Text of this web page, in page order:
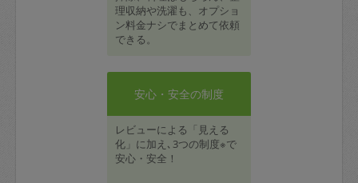
理収納や洗濯も、オプショ
ン料金ナシでまとめて依頼
できる。
安心・安全の制度
レビューによる「見える
化」に加え､3つの制度※で
安心・安全！